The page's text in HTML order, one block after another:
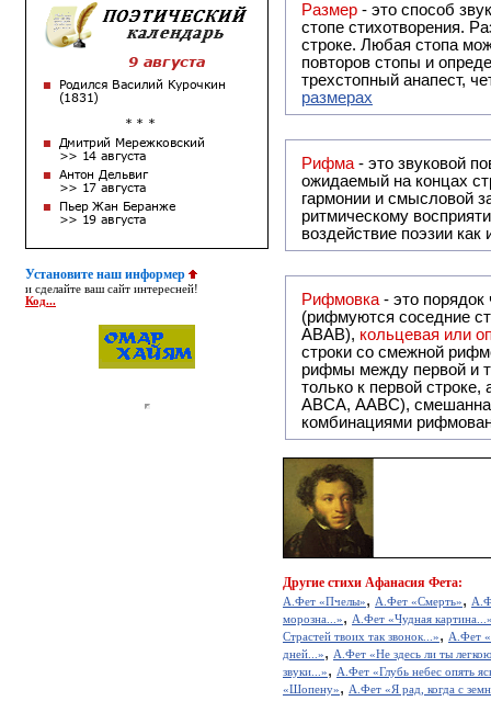
Установите наш информер
и сделайте ваш сайт интересней!
Код...
Размер - это способ
стопе стихотворения.
строке. Любая стопа
повторов стопы и
трехстопный анапест,
размерах
Рифма - это звуковой повтор, традиционно используемый в поэзии и, как
ожидаемый на концах
гармонии и смысловой
ритмическому
воздействие поэзии
Рифмовка - это
(рифмуются соседние
ABAB), кольцевая или
строки со смежной
рифмы между первой и
только к первой
ABCA, AABC), смешанная или вольная рифмовка (рифмовка в сложных строфах с различными
комбинациями
Другие стихи Афанасия Фета:
А.Фет «Пчелы», А.Фет «Смерть»,
морозна...», А.Фет «Чудная
Страстей твоих так звонок...», А.Фет
дней...», А.Фет «Не здесь ли ты
звуки...», А.Фет «Глубь небес опять
«Шопену», А.Фет «Я рад, когда с